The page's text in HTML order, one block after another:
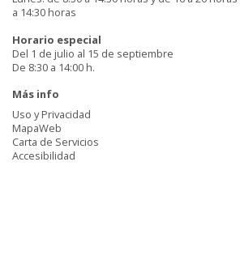
a 14:30 horas
Horario especial
Del 1 de julio al 15 de septiembre
De 8:30 a 14:00 h.
Más info
Uso y Privacidad
MapaWeb
Carta de Servicios
Accesibilidad